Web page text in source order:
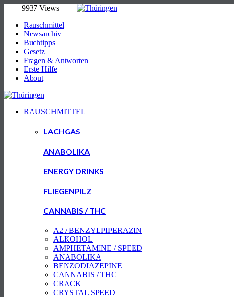
9937 Views
Rauschmittel
Newsarchiv
Buchtipps
Gesetz
Fragen & Antworten
Erste Hilfe
About
RAUSCHMITTEL
LACHGAS
ANABOLIKA
ENERGY DRINKS
FLIEGENPILZ
CANNABIS / THC
A2 / BENZYLPIPERAZIN
ALKOHOL
AMPHETAMINE / SPEED
ANABOLIKA
BENZODIAZEPINE
CANNABIS / THC
CRACK
CRYSTAL SPEED